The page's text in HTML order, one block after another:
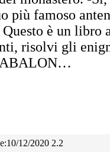
più famoso
è un libro
risolvi gli
12/2020 2.2